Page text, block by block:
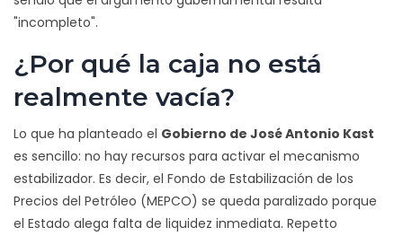
"incompleto".
¿Por qué la caja no está
realmente vacía?
Lo que ha planteado el Gobierno de José Antonio Kast
es sencillo: no hay recursos para activar el mecanismo
estabilizador. Es decir, el Fondo de Estabilización de los
Precios del Petróleo (MEPCO) se queda paralizado porque
el Estado alega falta de liquidez inmediata. Repetto